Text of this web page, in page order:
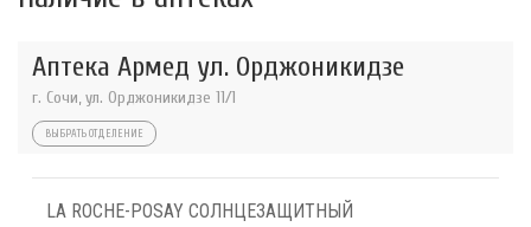
Аптека Армед ул. Орджоникидзе
г. Сочи, ул. Орджоникидзе 11/1
ВЫБРАТЬ ОТДЕЛЕНИЕ
LA ROCHE-POSAY СОЛНЦЕЗАЩИТНЫЙ